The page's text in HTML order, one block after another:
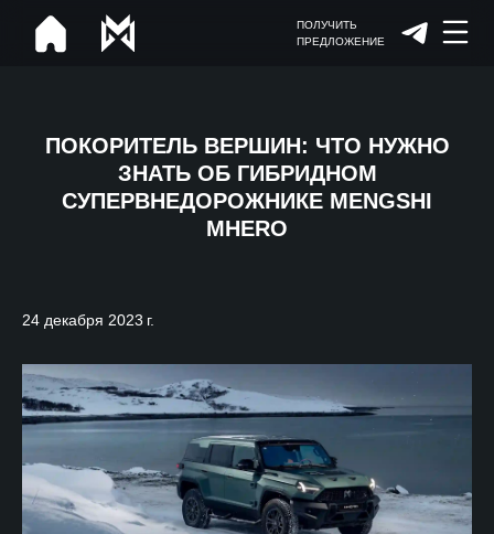
ПОЛУЧИТЬ
ПРЕДЛОЖЕНИЕ
ПОКОРИТЕЛЬ ВЕРШИН: ЧТО НУЖНО
ЗНАТЬ ОБ ГИБРИДНОМ
СУПЕРВНЕДОРОЖНИКЕ MENGSHI
MHERO
24 декабря 2023 г.